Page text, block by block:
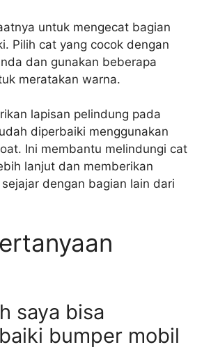
untuk mengecat bagian
Pilih cat yang cocok dengan
dan gunakan beberapa
meratakan warna.
lapisan pelindung pada
diperbaiki menggunakan
Ini membantu melindungi cat
lanjut dan memberikan
dengan bagian lain dari
saya bisa
bumper mobil